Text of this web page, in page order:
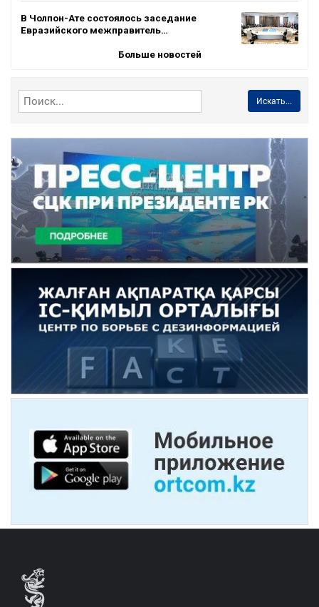
В Чолпон-Ате состоялось заседание
Евразийского межправитель…
Больше новостей
Искать...